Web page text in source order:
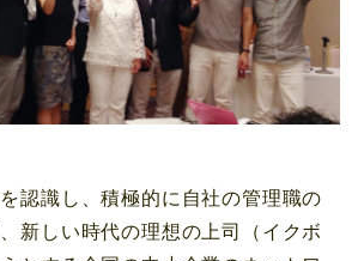
認識し、積極的に自社の管理職の
新しい時代の理想の上司（イクボ